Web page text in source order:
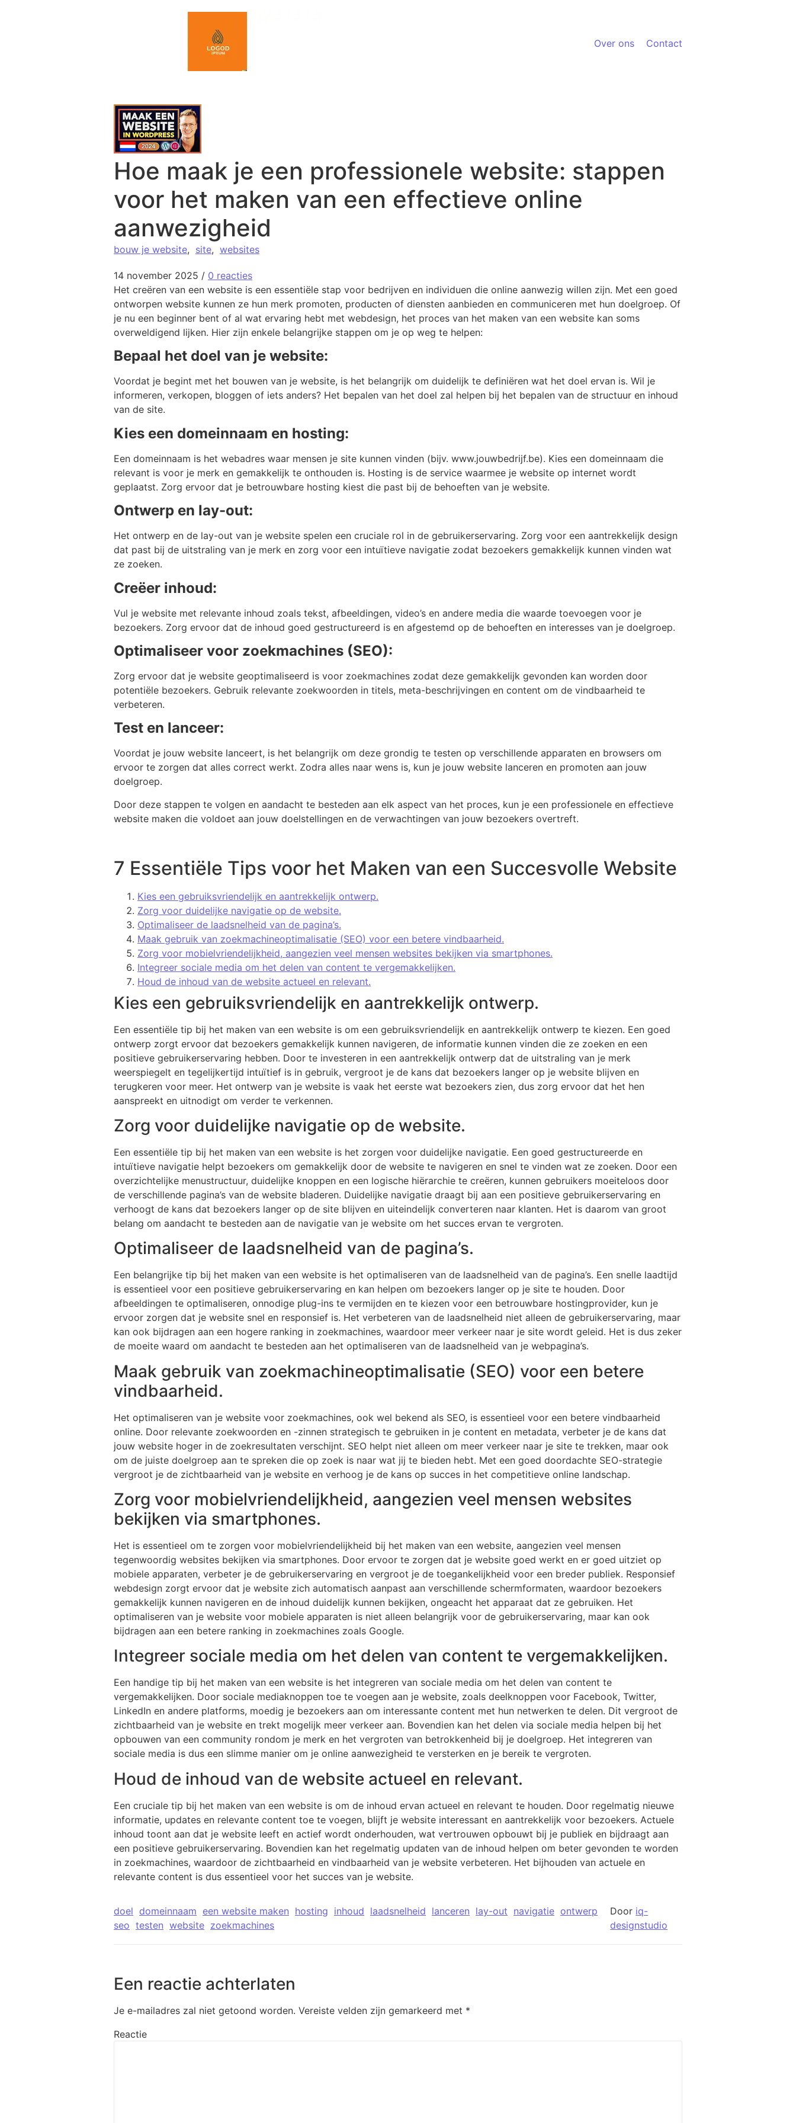
Over ons Contact
Hoe maak je een professionele website: stappen
voor het maken van een effectieve online
aanwezigheid
bouw je website, site, websites
14 november 2025 / 0 reacties
Het creëren van een website is een essentiële stap voor bedrijven en individuen die online aanwezig willen zijn. Met een goed
ontworpen website kunnen ze hun merk promoten, producten of diensten aanbieden en communiceren met hun doelgroep. Of
je nu een beginner bent of al wat ervaring hebt met webdesign, het proces van het maken van een website kan soms
overweldigend lijken. Hier zijn enkele belangrijke stappen om je op weg te helpen:
Bepaal het doel van je website:
Voordat je begint met het bouwen van je website, is het belangrijk om duidelijk te definiëren wat het doel ervan is. Wil je
informeren, verkopen, bloggen of iets anders? Het bepalen van het doel zal helpen bij het bepalen van de structuur en inhoud
van de site.
Kies een domeinnaam en hosting:
Een domeinnaam is het webadres waar mensen je site kunnen vinden (bijv. www.jouwbedrijf.be). Kies een domeinnaam die
relevant is voor je merk en gemakkelijk te onthouden is. Hosting is de service waarmee je website op internet wordt
geplaatst. Zorg ervoor dat je betrouwbare hosting kiest die past bij de behoeften van je website.
Ontwerp en lay-out:
Het ontwerp en de lay-out van je website spelen een cruciale rol in de gebruikerservaring. Zorg voor een aantrekkelijk design
dat past bij de uitstraling van je merk en zorg voor een intuïtieve navigatie zodat bezoekers gemakkelijk kunnen vinden wat
ze zoeken.
Creëer inhoud:
Vul je website met relevante inhoud zoals tekst, afbeeldingen, video’s en andere media die waarde toevoegen voor je
bezoekers. Zorg ervoor dat de inhoud goed gestructureerd is en afgestemd op de behoeften en interesses van je doelgroep.
Optimaliseer voor zoekmachines (SEO):
Zorg ervoor dat je website geoptimaliseerd is voor zoekmachines zodat deze gemakkelijk gevonden kan worden door
potentiële bezoekers. Gebruik relevante zoekwoorden in titels, meta-beschrijvingen en content om de vindbaarheid te
verbeteren.
Test en lanceer:
Voordat je jouw website lanceert, is het belangrijk om deze grondig te testen op verschillende apparaten en browsers om
ervoor te zorgen dat alles correct werkt. Zodra alles naar wens is, kun je jouw website lanceren en promoten aan jouw
doelgroep.
Door deze stappen te volgen en aandacht te besteden aan elk aspect van het proces, kun je een professionele en effectieve
website maken die voldoet aan jouw doelstellingen en de verwachtingen van jouw bezoekers overtreft.
7 Essentiële Tips voor het Maken van een Succesvolle Website
Kies een gebruiksvriendelijk en aantrekkelijk ontwerp.
Zorg voor duidelijke navigatie op de website.
Optimaliseer de laadsnelheid van de pagina’s.
Maak gebruik van zoekmachineoptimalisatie (SEO) voor een betere vindbaarheid.
Zorg voor mobielvriendelijkheid, aangezien veel mensen websites bekijken via smartphones.
Integreer sociale media om het delen van content te vergemakkelijken.
Houd de inhoud van de website actueel en relevant.
Kies een gebruiksvriendelijk en aantrekkelijk ontwerp.
Een essentiële tip bij het maken van een website is om een gebruiksvriendelijk en aantrekkelijk ontwerp te kiezen. Een goed
ontwerp zorgt ervoor dat bezoekers gemakkelijk kunnen navigeren, de informatie kunnen vinden die ze zoeken en een
positieve gebruikerservaring hebben. Door te investeren in een aantrekkelijk ontwerp dat de uitstraling van je merk
weerspiegelt en tegelijkertijd intuïtief is in gebruik, vergroot je de kans dat bezoekers langer op je website blijven en
terugkeren voor meer. Het ontwerp van je website is vaak het eerste wat bezoekers zien, dus zorg ervoor dat het hen
aanspreekt en uitnodigt om verder te verkennen.
Zorg voor duidelijke navigatie op de website.
Een essentiële tip bij het maken van een website is het zorgen voor duidelijke navigatie. Een goed gestructureerde en
intuïtieve navigatie helpt bezoekers om gemakkelijk door de website te navigeren en snel te vinden wat ze zoeken. Door een
overzichtelijke menustructuur, duidelijke knoppen en een logische hiërarchie te creëren, kunnen gebruikers moeiteloos door
de verschillende pagina’s van de website bladeren. Duidelijke navigatie draagt bij aan een positieve gebruikerservaring en
verhoogt de kans dat bezoekers langer op de site blijven en uiteindelijk converteren naar klanten. Het is daarom van groot
belang om aandacht te besteden aan de navigatie van je website om het succes ervan te vergroten.
Optimaliseer de laadsnelheid van de pagina’s.
Een belangrijke tip bij het maken van een website is het optimaliseren van de laadsnelheid van de pagina’s. Een snelle laadtijd
is essentieel voor een positieve gebruikerservaring en kan helpen om bezoekers langer op je site te houden. Door
afbeeldingen te optimaliseren, onnodige plug-ins te vermijden en te kiezen voor een betrouwbare hostingprovider, kun je
ervoor zorgen dat je website snel en responsief is. Het verbeteren van de laadsnelheid niet alleen de gebruikerservaring, maar
kan ook bijdragen aan een hogere ranking in zoekmachines, waardoor meer verkeer naar je site wordt geleid. Het is dus zeker
de moeite waard om aandacht te besteden aan het optimaliseren van de laadsnelheid van je webpagina’s.
Maak gebruik van zoekmachineoptimalisatie (SEO) voor een betere
vindbaarheid.
Het optimaliseren van je website voor zoekmachines, ook wel bekend als SEO, is essentieel voor een betere vindbaarheid
online. Door relevante zoekwoorden en -zinnen strategisch te gebruiken in je content en metadata, verbeter je de kans dat
jouw website hoger in de zoekresultaten verschijnt. SEO helpt niet alleen om meer verkeer naar je site te trekken, maar ook
om de juiste doelgroep aan te spreken die op zoek is naar wat jij te bieden hebt. Met een goed doordachte SEO-strategie
vergroot je de zichtbaarheid van je website en verhoog je de kans op succes in het competitieve online landschap.
Zorg voor mobielvriendelijkheid, aangezien veel mensen websites
bekijken via smartphones.
Het is essentieel om te zorgen voor mobielvriendelijkheid bij het maken van een website, aangezien veel mensen
tegenwoordig websites bekijken via smartphones. Door ervoor te zorgen dat je website goed werkt en er goed uitziet op
mobiele apparaten, verbeter je de gebruikerservaring en vergroot je de toegankelijkheid voor een breder publiek. Responsief
webdesign zorgt ervoor dat je website zich automatisch aanpast aan verschillende schermformaten, waardoor bezoekers
gemakkelijk kunnen navigeren en de inhoud duidelijk kunnen bekijken, ongeacht het apparaat dat ze gebruiken. Het
optimaliseren van je website voor mobiele apparaten is niet alleen belangrijk voor de gebruikerservaring, maar kan ook
bijdragen aan een betere ranking in zoekmachines zoals Google.
Integreer sociale media om het delen van content te vergemakkelijken.
Een handige tip bij het maken van een website is het integreren van sociale media om het delen van content te
vergemakkelijken. Door sociale mediaknoppen toe te voegen aan je website, zoals deelknoppen voor Facebook, Twitter,
LinkedIn en andere platforms, moedig je bezoekers aan om interessante content met hun netwerken te delen. Dit vergroot de
zichtbaarheid van je website en trekt mogelijk meer verkeer aan. Bovendien kan het delen via sociale media helpen bij het
opbouwen van een community rondom je merk en het vergroten van betrokkenheid bij je doelgroep. Het integreren van
sociale media is dus een slimme manier om je online aanwezigheid te versterken en je bereik te vergroten.
Houd de inhoud van de website actueel en relevant.
Een cruciale tip bij het maken van een website is om de inhoud ervan actueel en relevant te houden. Door regelmatig nieuwe
informatie, updates en relevante content toe te voegen, blijft je website interessant en aantrekkelijk voor bezoekers. Actuele
inhoud toont aan dat je website leeft en actief wordt onderhouden, wat vertrouwen opbouwt bij je publiek en bijdraagt aan
een positieve gebruikerservaring. Bovendien kan het regelmatig updaten van de inhoud helpen om beter gevonden te worden
in zoekmachines, waardoor de zichtbaarheid en vindbaarheid van je website verbeteren. Het bijhouden van actuele en
relevante content is dus essentieel voor het succes van je website.
doel domeinnaam een website maken hosting inhoud laadsnelheid lanceren lay-out navigatie ontwerp
seo testen website zoekmachines
Door iq-
designstudio
Een reactie achterlaten
Je e-mailadres zal niet getoond worden. Vereiste velden zijn gemarkeerd met *
Reactie